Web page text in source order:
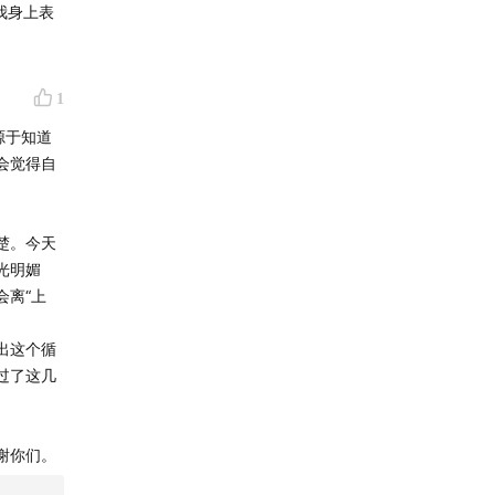
身上表
1
于知道
觉得自
。今天
明媚
离“上
这个循
了这几
们。